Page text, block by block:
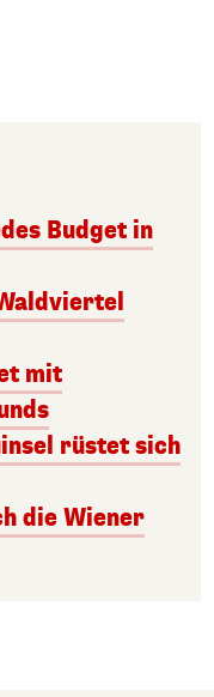
Budget in
mit
rüstet sich
die Wiener